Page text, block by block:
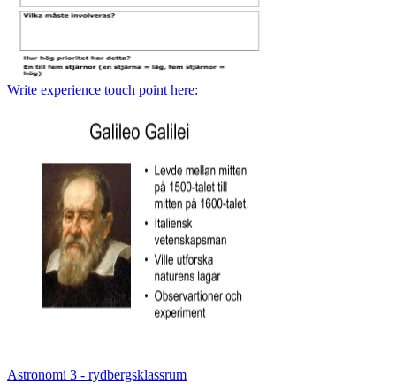
Write experience touch point here:
Astronomi 3 - rydbergsklassrum